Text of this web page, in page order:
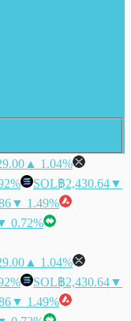
▲ 1.04%
SOL฿2,430.64▼
▼ 1.49%
0.72%
▲ 1.04%
SOL฿2,430.64▼
▼ 1.49%